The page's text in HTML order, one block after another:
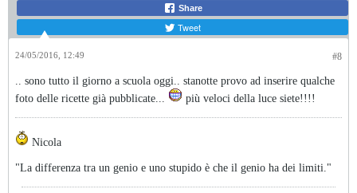
Share
Tweet
#8
24/05/2016, 12:49
.. sono tutto il giorno a scuola oggi.. stanotte provo ad inserire qualche
foto delle ricette già pubblicate...
più veloci della luce siete!!!!
Nicola
"La differenza tra un genio e uno stupido è che il genio ha dei limiti."